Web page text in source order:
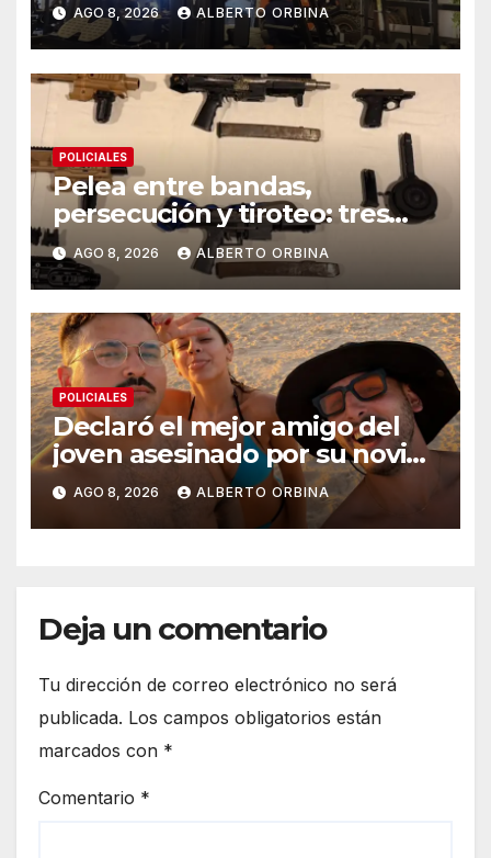
pistas detrás de la banda
acusada de lavar dinero narco
en Chaco
AGO 8, 2026 ALBERTO ORBINA
POLICIALES
Pelea entre bandas,
persecución y tiroteo: tres
detenidos y un kit para armar
ametralladoras
AGO 8, 2026 ALBERTO ORBINA
POLICIALES
Declaró el mejor amigo del
joven asesinado por su novia
en Chaco: “Le supliqué para
que la dejara, él era su rehén”
AGO 8, 2026 ALBERTO ORBINA
Deja un comentario
Tu dirección de correo electrónico no será
publicada. Los campos obligatorios están
marcados con *
Comentario *